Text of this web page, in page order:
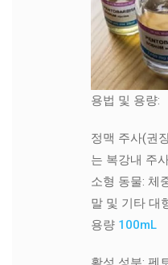
용법 및 용량:
정맥 주사(권
는 복강내 주
소형 동물: 체
말 및 기타 대
용량 100mL